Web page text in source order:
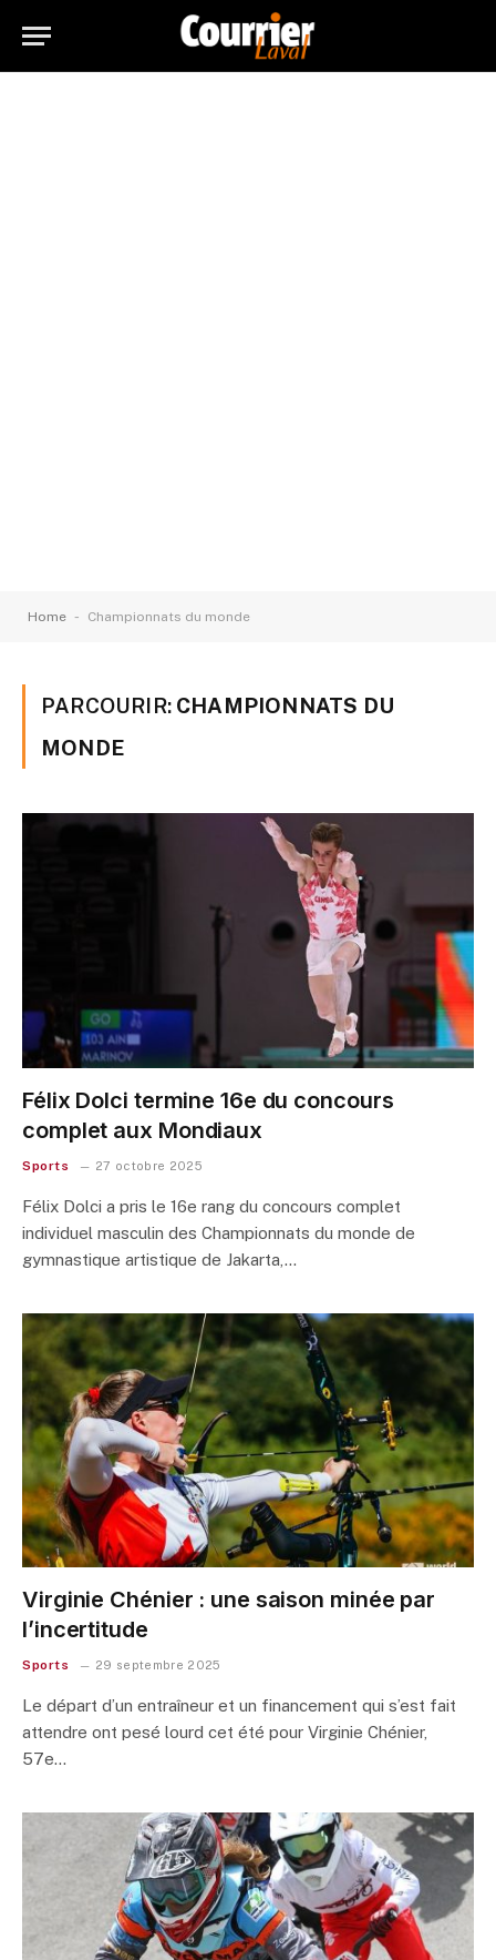
Home - Championnats du monde
PARCOURIR: CHAMPIONNATS DU
MONDE
Félix Dolci termine 16e du concours
complet aux Mondiaux
Sports 27 octobre 2025
Félix Dolci a pris le 16e rang du concours complet
individuel masculin des Championnats du monde de
gymnastique artistique de Jakarta,…
Virginie Chénier : une saison minée par
l’incertitude
Sports 29 septembre 2025
Le départ d’un entraîneur et un financement qui s’est fait
attendre ont pesé lourd cet été pour Virginie Chénier,
57e…